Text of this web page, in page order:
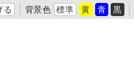
る 背景色 標準 黄 青 黒